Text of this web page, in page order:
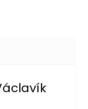
je 5 z 5